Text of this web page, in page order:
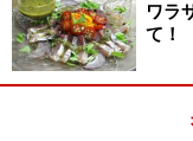
2
清潔な容器に材
清潔な容器に柚子
ワラ
て！